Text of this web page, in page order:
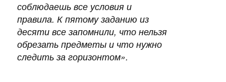
соблюдаешь все условия и
правила. К пятому заданию из
десяти все запомнили, что нельзя
обрезать предметы и что нужно
следить за горизонтом».